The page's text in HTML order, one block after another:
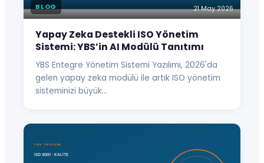
BLOG 21 May 2026
Yapay Zeka Destekli ISO Yönetim
Sistemi: YBS’in AI Modülü Tanıtımı
YBS Entegre Yönetim Sistemi Yazılımı, 2026'da
gelen yapay zeka modülü ile artık ISO yönetim
sisteminizi büyük…